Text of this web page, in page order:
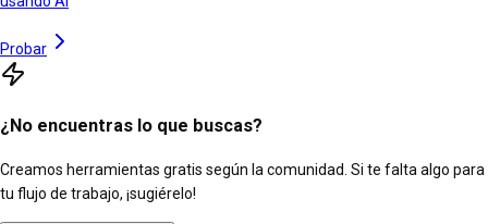
Probar
¿No encuentras lo que buscas?
Creamos herramientas gratis según la comunidad. Si te falta algo para
tu flujo de trabajo, ¡sugiérelo!